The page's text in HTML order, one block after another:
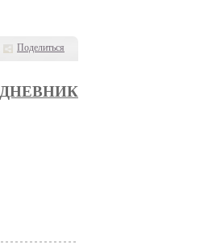
Поделиться
ДНЕВНИК